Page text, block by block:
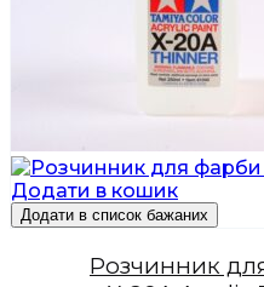
Додати в кошик
Додати в список бажаних
Розчинник